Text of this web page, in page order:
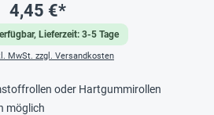
Lieferzeit: 3-5 Tage
4,45 €*
MwSt. zzgl. Versandkosten
oder Hartgummirollen
möglich